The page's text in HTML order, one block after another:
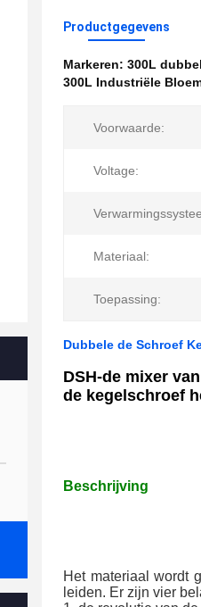
Productgegevens
Markeren: 300L
300L Industriële
Voorwaarde:
Voltage:
Materiaal:
Toepassing:
Dubbele de Schroef
DSH-de mixer
de kegelschroef
Beschrijving
Het materiaal wordt
leiden. Er zijn vier